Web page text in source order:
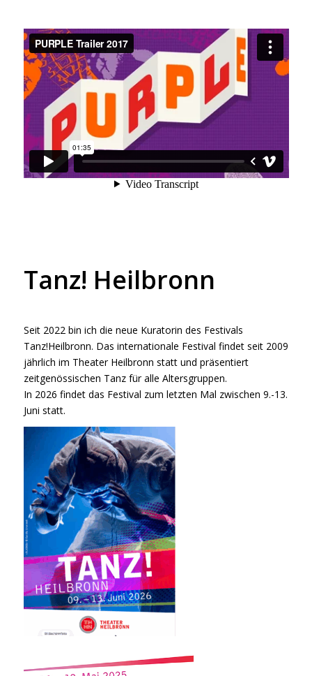
Tanz! Heilbronn
Seit 2022 bin ich die neue Kuratorin des Festivals
Tanz!Heilbronn. Das internationale Festival findet seit 2009
jährlich im Theater Heilbronn statt und präsentiert
zeitgenössischen Tanz für alle Altersgruppen.
In 2026 findet das Festival zum letzten Mal zwischen 9.-13.
Juni statt.